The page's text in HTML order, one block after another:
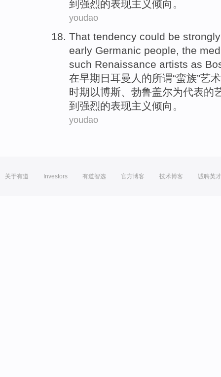
到 强烈的表现主义倾向。
youdao
That tendency could be strongly
early Germanic people, the
such Renaissance artists as
在早期日耳曼人 的所谓“蛮族”艺术
时期以博斯、勃鲁盖尔为代表的
到强烈的表现主义倾向。
youdao
关于有道 Investors 有道智选 官方博客 技术博客 诚聘英才